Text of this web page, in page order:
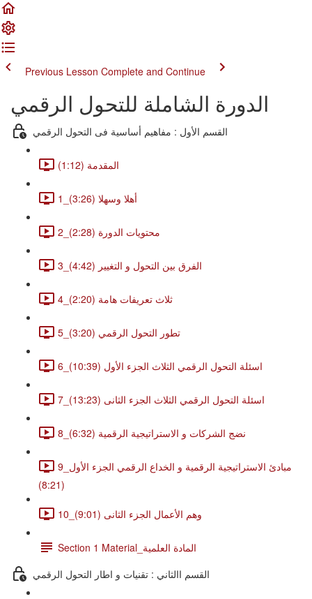
Previous Lesson Complete and Continue
الدورة الشاملة للتحول الرقمي
القسم الأول : مفاهيم أساسية فى التحول الرقمي
المقدمة (1:12)
1_أهلا وسهلا (3:26)
2_محتويات الدورة (2:28)
3_الفرق بين التحول و التغيير (4:42)
4_ثلاث تعريفات هامة (2:20)
5_تطور التحول الرقمي (3:20)
6_اسئلة التحول الرقمي الثلاث الجزء الأول (10:39)
7_اسئلة التحول الرقمي الثلاث الجزء الثانى (13:23)
8_نضج الشركات و الاستراتيجية الرقمية (6:32)
9_مبادئ الاستراتيجية الرقمية و الخداع الرقمي الجزء الأول
(8:21)
10_وهم الأعمال الجزء الثانى (9:01)
Section 1 Material_المادة العلمية
القسم االثاني : تقنيات و اطار التحول الرقمي